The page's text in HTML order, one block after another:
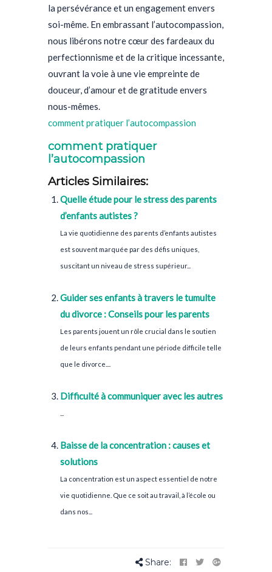
la persévérance et un engagement envers
soi-même. En embrassant l’autocompassion,
nous libérons notre cœur des fardeaux du
perfectionnisme et de la critique incessante,
ouvrant la voie à une vie empreinte de
douceur, d’amour et de gratitude envers
nous-mêmes.
comment pratiquer l’autocompassion
comment pratiquer
l’autocompassion
Articles Similaires:
Quelle étude pour le stress des parents
d’enfants autistes ?
La vie quotidienne des parents d’enfants autistes
est souvent marquée par des défis uniques,
suscitant un niveau de stress supérieur...
Guider ses enfants à travers le tumulte
du divorce : Conseils pour les parents
Les parents jouent un rôle crucial dans le soutien
de leurs enfants pendant une période difficile telle
que le divorce....
Difficulté à communiquer avec les autres
Baisse de la concentration : causes et
solutions
La concentration est un aspect essentiel de notre
vie quotidienne. Que ce soit au travail, à l’école ou
dans nos...
Share: